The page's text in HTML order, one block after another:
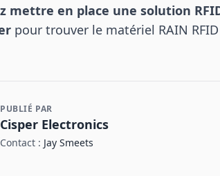
mettre en place une solution
pour trouver le matériel RAIN
sur l'entreprise
PUBLIÉ PAR
Cisper Electronics
Contact : Jay Smeets